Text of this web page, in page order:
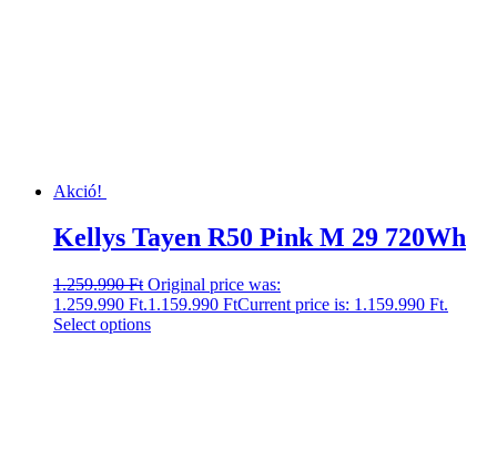
Akció!
Kellys Tayen R50 Pink M 29 720Wh
1.259.990Ft Original price was:
1.259.990 Ft.1.159.990 FtCurrent price is: 1.159.990 Ft.
Select options